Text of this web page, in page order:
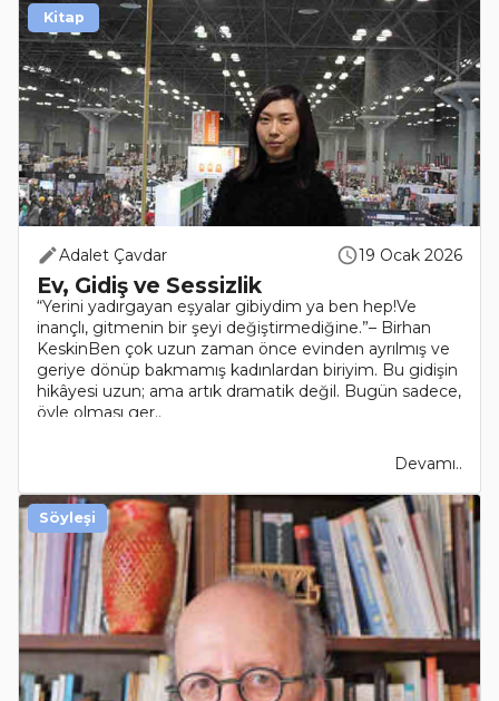
Adalet Çavdar 19 Ocak 2026
Ev, Gidiş ve Sessizlik
“Yerini yadırgayan eşyalar gibiydim ya ben hep!Ve
inançlı, gitmenin bir şeyi değiştirmediğine.”– Birhan
KeskinBen çok uzun zaman önce evinden ayrılmış ve
geriye dönüp bakmamış kadınlardan biriyim. Bu gidişin
hikâyesi uzun; ama artık dramatik değil. Bugün sadece,
öyle olması ger..
Devamı..
Kitap
Söyleşi